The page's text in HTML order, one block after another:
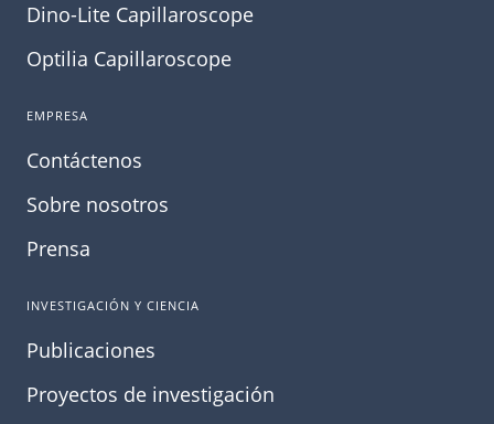
Dino-Lite Capillaroscope
Optilia Capillaroscope
EMPRESA
Contáctenos
Sobre nosotros
Prensa
INVESTIGACIÓN Y CIENCIA
Publicaciones
Proyectos de investigación